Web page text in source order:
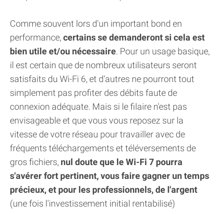
Comme souvent lors d'un important bond en
performance,certains se demanderont si cela est
bien utile et/ou nécessaire. Pour un usage basique,
il est certain que de nombreux utilisateurs seront
satisfaits du Wi-Fi 6, et d'autres ne pourront tout
simplement pas profiter des débits faute de
connexion adéquate. Mais si le filaire n'est pas
envisageable et que vous vous reposez sur la
vitesse de votre réseau pour travailler avec de
fréquents téléchargements et téléversements de
gros fichiers, nul doute que le Wi-Fi 7 pourra
s'avérer fort pertinent, vous faire gagner un temps
précieux, et pour les professionnels, de l'argent
(une fois l'investissement initial rentabilisé)